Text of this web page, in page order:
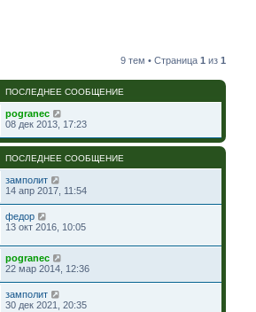
9 тем • Страница1 из1
ПОСЛЕДНЕЕ СООБЩЕНИЕ
pogranec
08 дек 2013, 17:23
ПОСЛЕДНЕЕ СООБЩЕНИЕ
замполит
14 апр 2017, 11:54
федор
13 окт 2016, 10:05
pogranec
22 мар 2014, 12:36
замполит
30 дек 2021, 20:35